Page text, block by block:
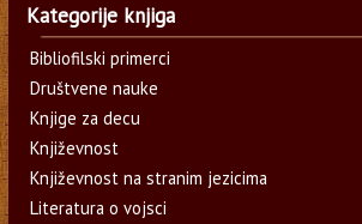
Kategorije knjiga
Bibliofilski primerci
Društvene nauke
Knjige za decu
Književnost
Književnost na stranim jezicima
Literatura o vojsci